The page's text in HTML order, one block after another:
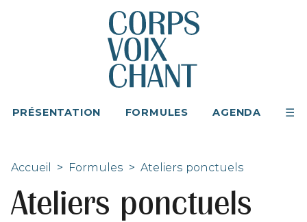
PRÉSENTATION FORMULES AGENDA
Accueil > Formules > Ateliers ponctuels
Ateliers ponctuels